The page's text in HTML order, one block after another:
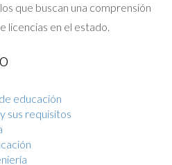
que buscan una comprensión
licencias en el estado.
educación
sus requisitos